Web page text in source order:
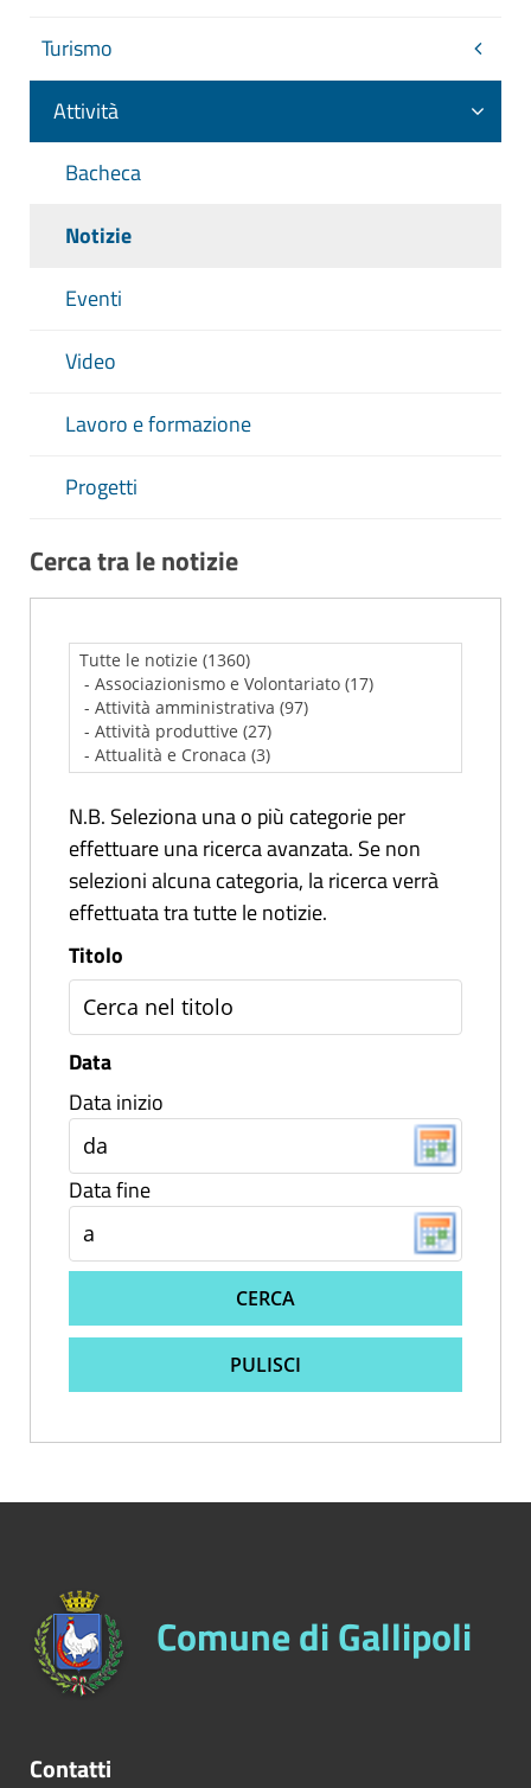
Turismo
Attività
Bacheca
Notizie
Eventi
Video
Lavoro e formazione
Progetti
Cerca tra le notizie
N.B. Seleziona una o più categorie per
effettuare una ricerca avanzata. Se non
selezioni alcuna categoria, la ricerca verrà
effettuata tra tutte le notizie.
Titolo
Data
Data inizio
Data fine
CERCA
PULISCI
Comune di Gallipoli
Contatti